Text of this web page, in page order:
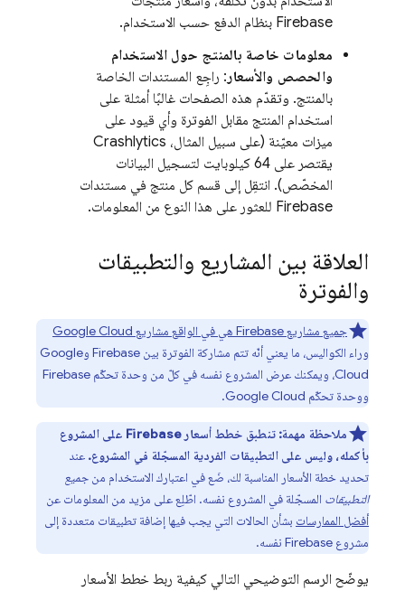
Firebase بنظام الدفع حسب الاستخدام.
معلومات خاصة بالمنتج حول الاستخدام
والحصص والأسعار : راجِع المستندات الخاصة
بالمنتج. وتقدّم هذه الصفحات غالبًا أمثلة على
استخدام المنتج مقابل الفوترة وأي قيود على
ميزات معيّنة (على سبيل المثال، Crashlytics
يقتصر على 64 كيلوبايت لتسجيل البيانات
المخصّص). انتقِل إلى قسم كل منتج في مستندات
Firebase للعثور على هذا النوع من المعلومات.
العلاقة بين المشاريع والتطبيقات
والفوترة
جميع مشاريع Firebase هي في الواقع مشاريع
Google Cloud
وراء الكواليس، ما يعني أنّه تتم مشاركة الفوترة بين Firebase و
Google
Cloud، ويمكنك عرض المشروع نفسه في كلّ من وحدة تحكّم Firebase
ووحدة تحكّم Google Cloud
.
ملاحظة مهمة:
تنطبق خطط أسعار Firebase على المشروع
بأكمله، وليس على التطبيقات الفردية المسجّلة في المشروع. عند
تحديد خطة الأسعار المناسبة لك، ضَع في اعتبارك الاستخدام من جميع
التطبيقات المسجّلة في المشروع نفسه. اطّلِع على مزيد من المعلومات عن
أفضل الممارسات بشأن الحالات التي يجب فيها إضافة تطبيقات متعددة إلى
مشروع Firebase نفسه.
يوضّح الرسم التوضيحي التالي كيفية ربط خطط الأسعار